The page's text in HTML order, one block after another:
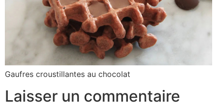
Gaufres croustillantes au chocolat
Laisser un commentaire